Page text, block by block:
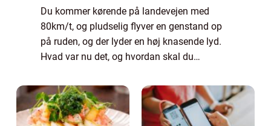
Du kommer kørende på landevejen med
80km/t, og pludselig flyver en genstand op
på ruden, og der lyder en høj knasende lyd.
Hvad var nu det, og hvordan skal du
med en stor ud...